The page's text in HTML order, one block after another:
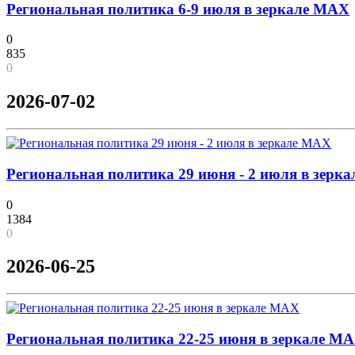
Региональная политика 6-9 июля в зеркале MAX
0
835
0
2026-07-02
Региональная политика 29 июня - 2 июля в
0
1384
0
2026-06-25
Региональная политика 22-25 июня в зеркале